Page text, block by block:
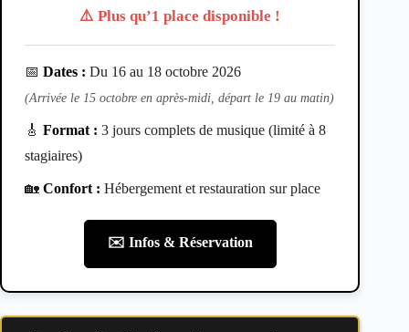
⚠️ Plus qu’1 place disponible !
📅 Dates : Du 16 au 18 octobre 2026
(Arrivée le 15 octobre en après-midi, départ le 19 au matin)
🎸 Format : 3 jours complets de musique (limité à 8
stagiaires)
🏡 Confort : Hébergement et restauration sur place
✉️ Infos & Réservation